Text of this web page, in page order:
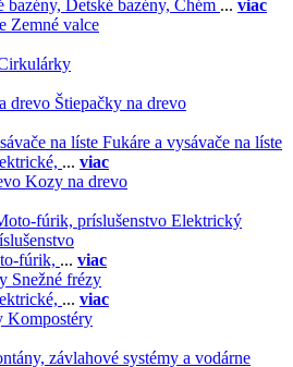
bazény, Detské bazény, Chém ... viac
Zemné valce
Štiepačky na drevo
Fukáre a vysávače na líste
... viac
Kozy na drevo
Elektrický
fúrik, ... viac
Snežné frézy
... viac
Kompostéry